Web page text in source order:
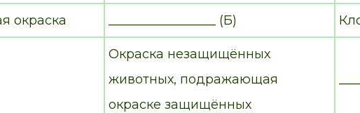
окраска _________________ (Б)
Окраска незащищённых
животных, подражающая
окраске защищённых